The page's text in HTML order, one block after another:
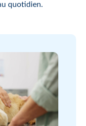
quotidien.